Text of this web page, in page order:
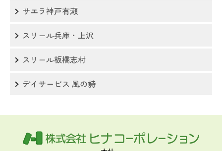
サエラ神戸有瀬
スリール兵庫・上沢
スリール板橋志村
デイサービス 風の詩